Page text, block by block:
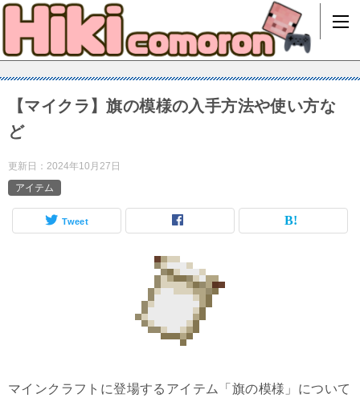
【マイクラ】旗の模様の入手方法や使い方な
ど
更新日： 2024年10月27日
アイテム
Tweet
マインクラフトに登場するアイテム「旗の模様」について